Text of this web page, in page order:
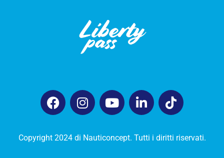
Copyright 2024 di Nauticoncept. Tutti i diritti riservati.